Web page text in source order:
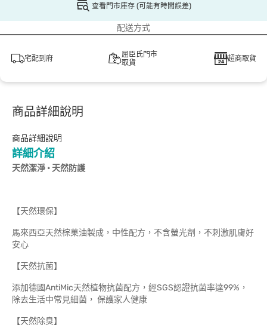
查看門市庫存 (可能有時間誤差)
配送方式
宅配到府
屈臣氏門市
取貨
超商取貨
商品詳細說明
商品詳細說明
詳細介紹
天然潔淨 • 天然防護
【天然環保】
馬來西亞天然棕菓油製成，中性配方，不含螢光劑，不刺激肌膚好
安心
【天然抗菌】
添加德國AntiMic天然植物抗菌配方，經SGS認證抗菌率達99%，
除去生活中常見細菌， 保護家人健康
【天然除臭】